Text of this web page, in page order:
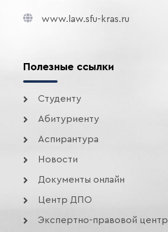
www.law.sfu-kras.ru
Полезные ссылки
Студенту
Абитуриенту
Аспирантура
Новости
Документы онлайн
Центр ДПО
Экспертно-правовой центр